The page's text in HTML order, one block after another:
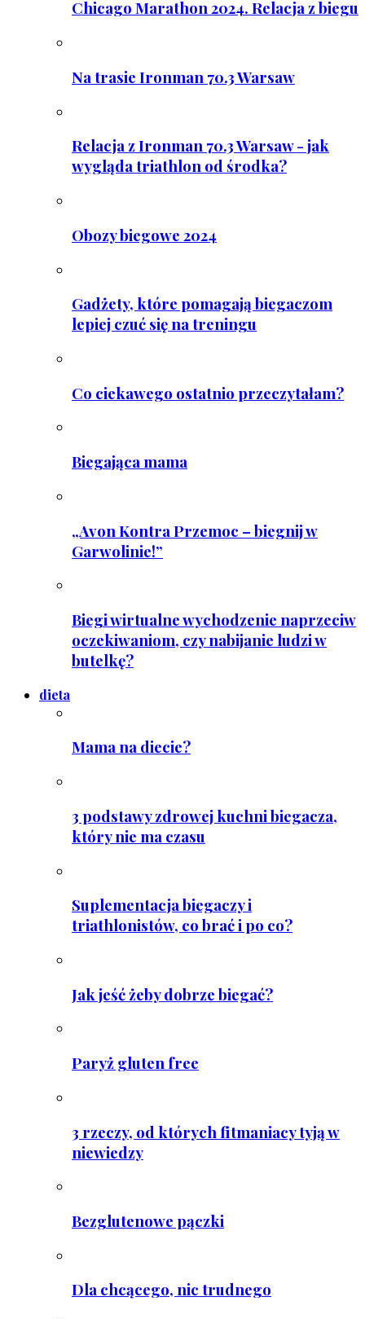
Chicago Marathon 2024. Relacja z biegu
Na trasie Ironman 70.3 Warsaw
Relacja z Ironman 70.3 Warsaw - jak
wygląda triathlon od środka?
Obozy biegowe 2024
Gadżety, które pomagają biegaczom
lepiej czuć się na treningu
Co ciekawego ostatnio przeczytałam?
Biegająca mama
„Avon Kontra Przemoc – biegnij w
Garwolinie!”
Biegi wirtualne wychodzenie naprzeciw
oczekiwaniom, czy nabijanie ludzi w
butelkę?
dieta
Mama na diecie?
3 podstawy zdrowej kuchni biegacza,
który nie ma czasu
Suplementacja biegaczy i
triathlonistów, co brać i po co?
Jak jeść żeby dobrze biegać?
Paryż gluten free
3 rzeczy, od których fitmaniacy tyją w
niewiedzy
Bezglutenowe pączki
Dla chcącego, nic trudnego